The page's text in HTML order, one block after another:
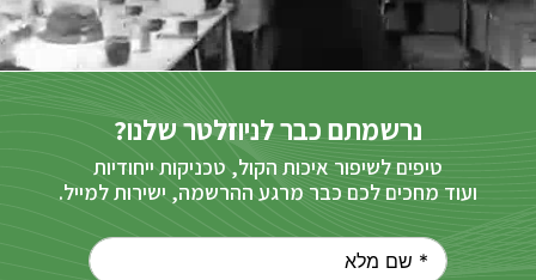
נרשמתם כבר לניוזלטר שלנו?
טיפים לשיפור איכות הקול, טכניקות ייחודיות
ועוד מחכים לכם כבר מרגע ההרשמה, ישירות למייל.